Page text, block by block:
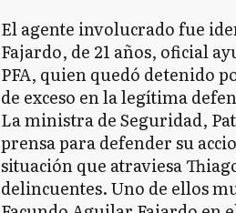
El agente involucrado fue
Fajardo, de 21 años, oficial
PFA, quien quedó detenido
de exceso en la legítima
La ministra de Seguridad,
prensa para defender su
situación que atraviesa
delincuentes. Uno de ellos